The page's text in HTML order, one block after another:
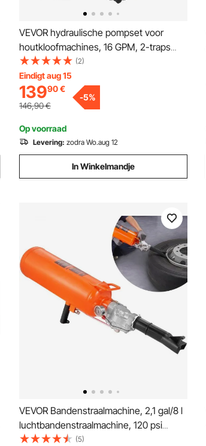
VEVOR hydraulische pompset voor
houtkloofmachines, 16 GPM, 2-traps
4000 PSI aluminium hydraulische
tandwielpomp, met ventiel, 1" inlaat 1/2"
NPT uitlaat, 3600 RPM, voor
houtkloofmachines met kleine motor.
(2)
Eindigt aug 15
13990€
146,90€
-5%
Op voorraad
Levering: zodra Wo.aug 12
In Winkelmandje
VEVOR Bandenstraalmachine, 2,1 gal/8 l
luchtbandenstraalmachine, 120 psi
handbediende straalmachine,
(5)